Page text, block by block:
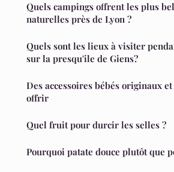
Quels campings offrent les plus
naturelles près de Lyon ?
Quels sont les lieux à visiter
sur la presqu'ile de Giens?
Des accessoires bébés originaux
offrir
Quel fruit pour durcir les selles ?
Pourquoi patate douce plutôt que